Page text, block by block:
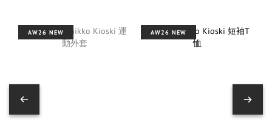
AW26 NEW AW26 NEW